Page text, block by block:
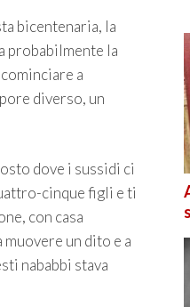
bicentenaria, la
probabilmente la
a
diverso, un
dove i sussidi ci
cinque figli e ti
con casa
un dito e a
nababbi stava